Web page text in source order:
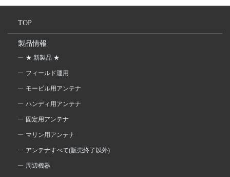
TOP
製品情報
★ 新製品 ★
フィールド運用
モービル用アンテナ
ハンディ用アンテナ
固定用アンテナ
マリン用アンテナ
アンテナすべて(販売終了以外)
周辺機器